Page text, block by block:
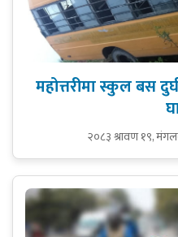
महोत्तरीमा स्कुल बस
२०८३ श्रावण १९,